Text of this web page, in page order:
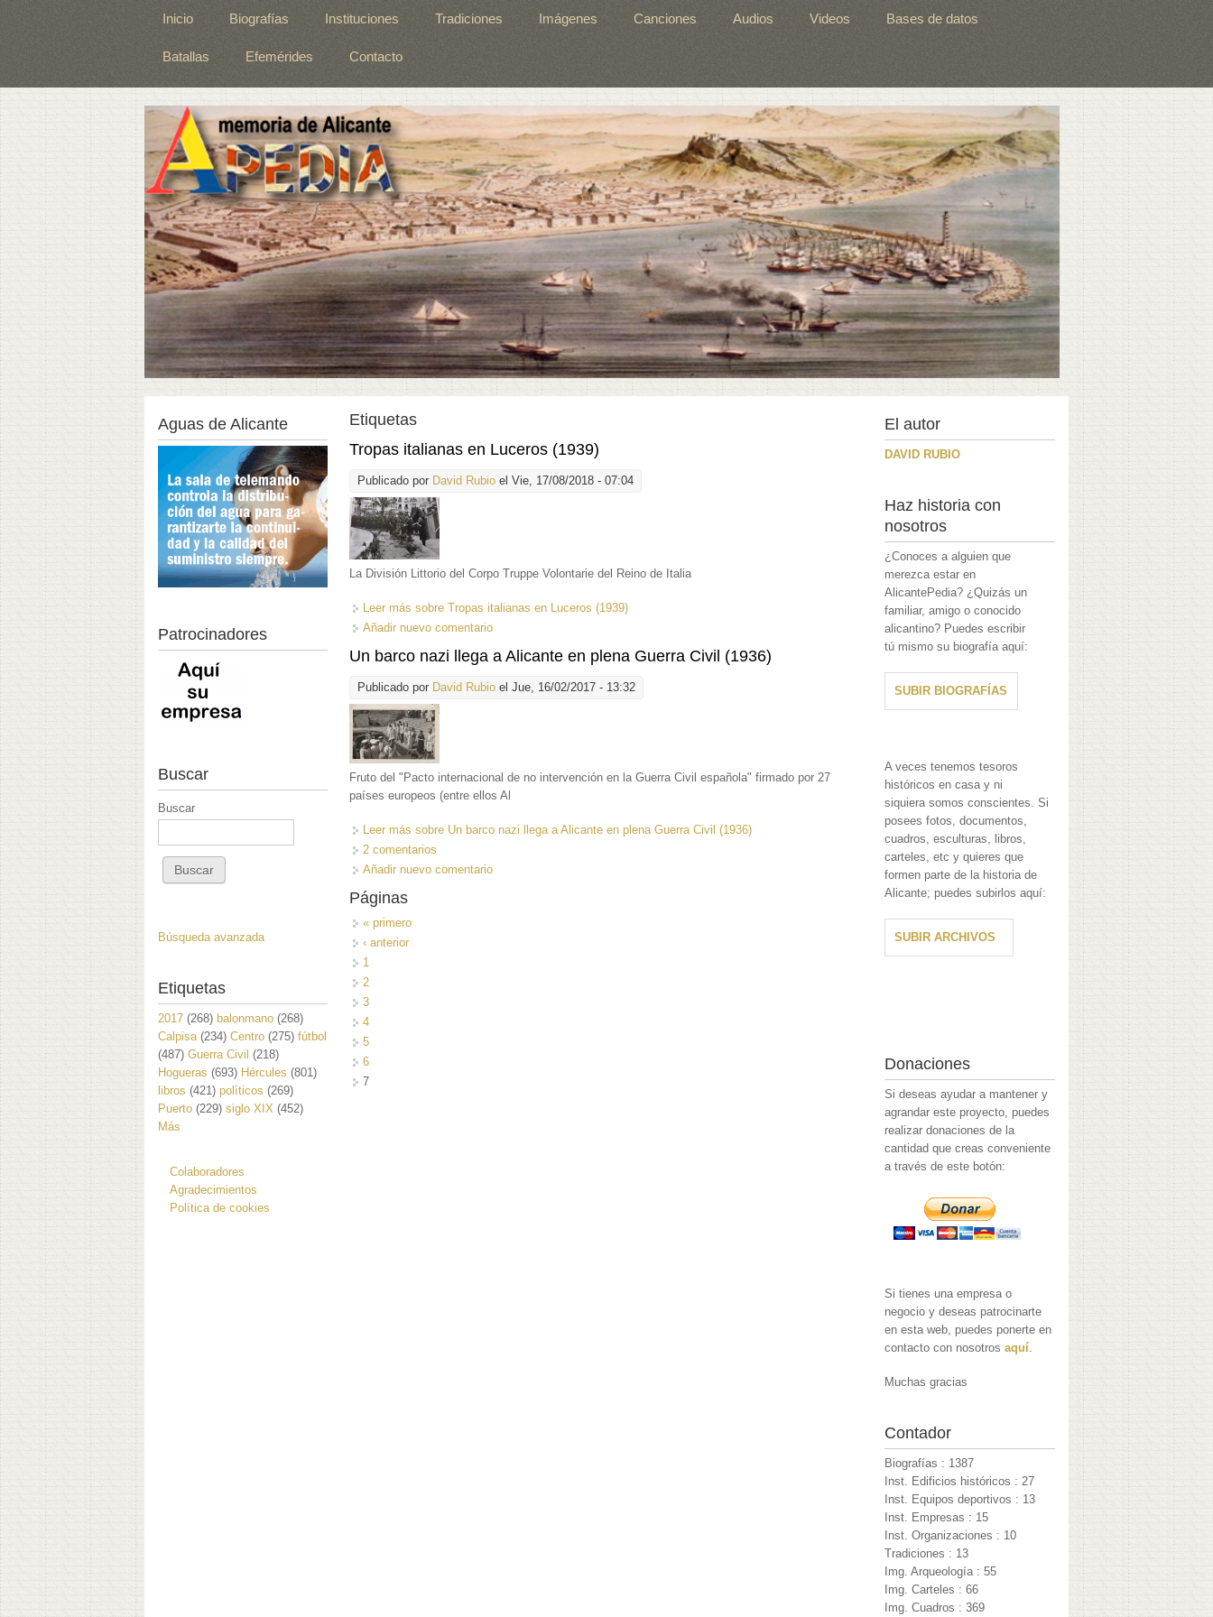
Inicio Biografías Instituciones Tradiciones Imágenes Canciones Audios Videos Bases de datos
Batallas Efemérides Contacto
Etiquetas
Tropas italianas en Luceros (1939)
Publicado por David Rubio el Vie, 17/08/2018 - 07:04
La División Littorio del Corpo Truppe Volontarie del Reino de Italia
Leer más sobre Tropas italianas en Luceros (1939)
Añadir nuevo comentario
Un barco nazi llega a Alicante en plena Guerra Civil (1936)
Publicado por David Rubio el Jue, 16/02/2017 - 13:32
Fruto del "Pacto internacional de no intervención en la Guerra Civil española" firmado por 27
países europeos (entre ellos Al
Leer más sobre Un barco nazi llega a Alicante en plena Guerra Civil (1936)
2 comentarios
Añadir nuevo comentario
Páginas
« primero
‹ anterior
1
2
3
4
5
6
7
Aguas de Alicante
Patrocinadores
Buscar
Buscar
Búsqueda avanzada
Etiquetas
2017 (268) balonmano (268)
Calpisa (234) Centro (275) fútbol
(487) Guerra Civil (218)
Hogueras (693) Hércules (801)
libros (421) políticos (269)
Puerto (229) siglo XIX (452)
Más
Colaboradores
Agradecimientos
Política de cookies
El autor
DAVID RUBIO
Haz historia con
nosotros
¿Conoces a alguien que
merezca estar en
AlicantePedia? ¿Quizás un
familiar, amigo o conocido
alicantino? Puedes escribir
tú mismo su biografía aquí:
SUBIR BIOGRAFÍAS
A veces tenemos tesoros
históricos en casa y ni
siquiera somos conscientes. Si
posees fotos, documentos,
cuadros, esculturas, libros,
carteles, etc y quieres que
formen parte de la historia de
Alicante; puedes subirlos aquí:
SUBIR ARCHIVOS
Donaciones
Si deseas ayudar a mantener y
agrandar este proyecto, puedes
realizar donaciones de la
cantidad que creas conveniente
a través de este botón:
Si tienes una empresa o
negocio y deseas patrocinarte
en esta web, puedes ponerte en
contacto con nosotrosaquí.
Muchas gracias
Contador
Biografías : 1387
Inst. Edificios históricos : 27
Inst. Equipos deportivos : 13
Inst. Empresas : 15
Inst. Organizaciones : 10
Tradiciones : 13
Img. Arqueología : 55
Img. Carteles : 66
Img. Cuadros : 369